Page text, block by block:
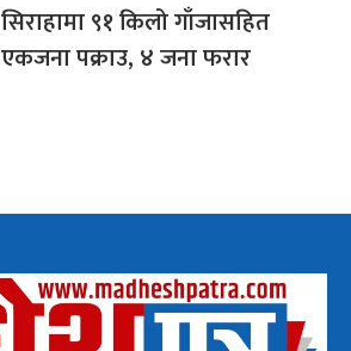
सिराहामा ९१ किलो गाँजासहित
एकजना पक्राउ, ४ जना फरार